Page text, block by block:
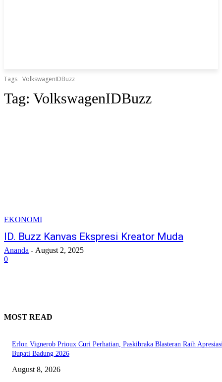
Tags VolkswagenIDBuzz
Tag: VolkswagenIDBuzz
EKONOMI
ID. Buzz Kanvas Ekspresi Kreator Muda
Ananda - August 2, 2025
0
MOST READ
Erlon Vignerob Prioux Curi Perhatian, Paskibraka Blasteran Raih
Bupati Badung 2026
August 8, 2026